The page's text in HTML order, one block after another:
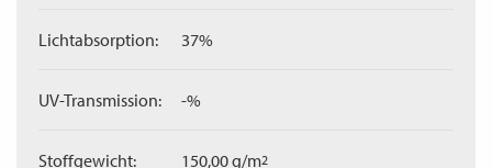
Lichtabsorption: 37%
UV-Transmission: -%
Stoffgewicht: 150,00 g/m2